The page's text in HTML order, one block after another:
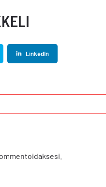
LinkedIn